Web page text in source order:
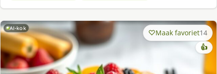
AI-kok Maak favoriet14
👍